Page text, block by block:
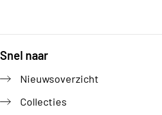
Snel naar
Nieuwsoverzicht
Collecties